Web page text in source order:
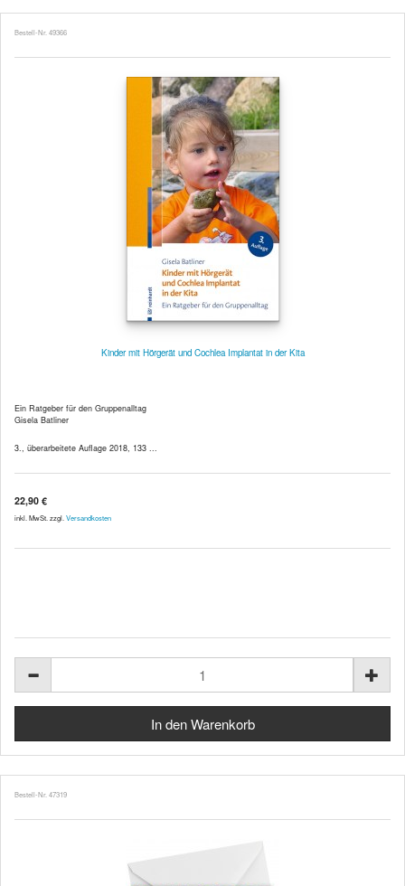
Bestell-Nr. 49366
Kinder mit Hörgerät und Cochlea Implantat in der Kita
Ein Ratgeber für den Gruppenalltag
Gisela Batliner
3., überarbeitete Auflage 2018, 133 ...
22,90 €
inkl. MwSt. zzgl. Versandkosten
Bestell-Nr. 47319